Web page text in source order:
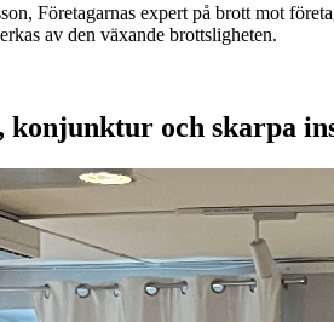
Företagarnas expert på brott mot
av den växande brottsligheten.
konjunktur och skarpa